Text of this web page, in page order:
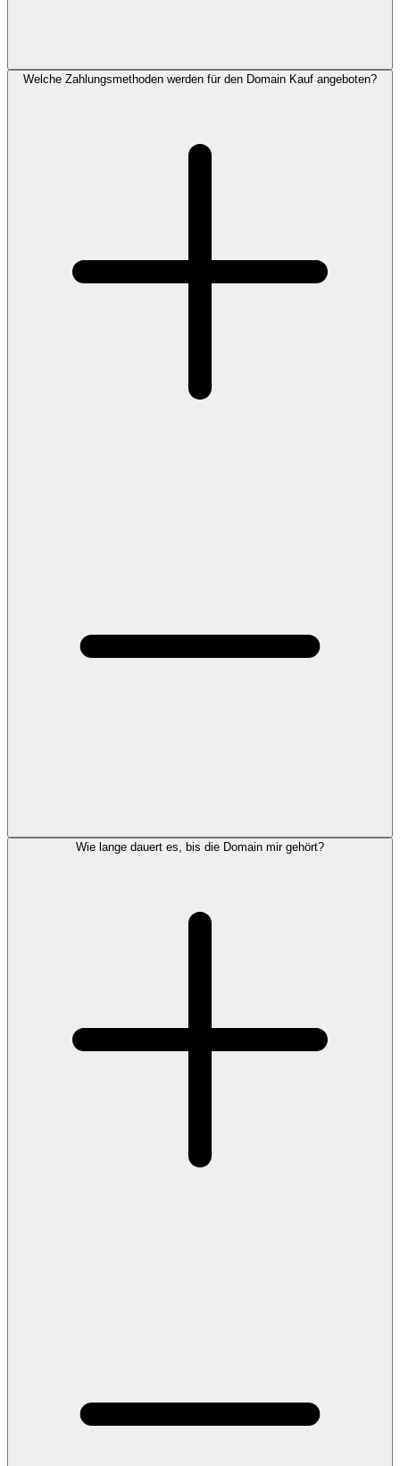
Welche Zahlungsmethoden werden für den Domain Kauf angeboten?
Wie lange dauert es, bis die Domain mir gehört?